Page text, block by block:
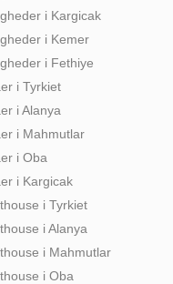
i Kargicak
i Kemer
i Fethiye
i Tyrkiet
i Alanya
i Mahmutlar
i Oba
i Kargicak
i Tyrkiet
i Alanya
i Mahmutlar
i Oba